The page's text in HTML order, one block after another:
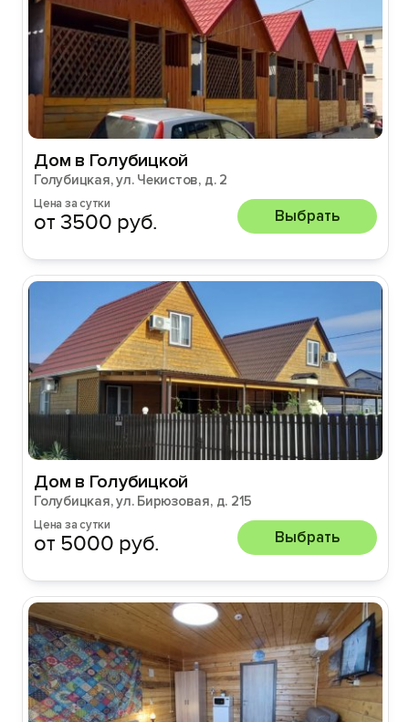
Дом в Голубицкой
Голубицкая, ул. Чекистов, д. 2
Цена за сутки
от 3500 руб. Выбрать
Дом в Голубицкой
Голубицкая, ул. Бирюзовая, д. 215
Цена за сутки
от 5000 руб. Выбрать